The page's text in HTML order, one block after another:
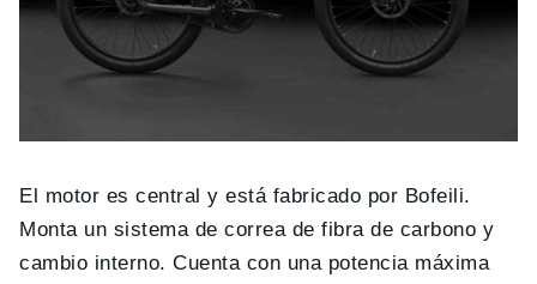
El motor es central y está fabricado por Bofeili.
Monta un sistema de correa de fibra de carbono y
cambio interno. Cuenta con una potencia máxima